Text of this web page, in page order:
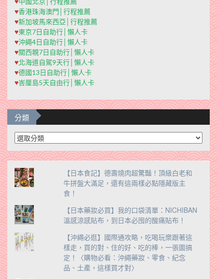
♥香港珠海澳門│行程推薦
♥新加坡馬來西亞│行程推薦
♥東京7日自助行│懶人卡
♥沖繩4日自助行│懶人卡
♥關西親7日自助行│懶人卡
♥北海道自駕9天行│懶人卡
♥德國13日自助行│懶人卡
♥峇厘島5天自由行│懶人卡
分類
分
類
【日本食記】德壽燒肉超驚豔！頂級白老和
牛拼盤大滿足，還有這兩樣必點隱藏版主
食！
【日本藥妝必買】我的口袋清單：NICHIBAN
溫感涼感貼布，到日本必囤的酸痛貼布！
【沖繩必逛】國際通攻略，吃喝玩樂跟著這
樣走，買的對、住的好、吃的棒，一張圖搞
定！〈購物必看：沖繩藥妝、零食、紀念
品、土產，這樣買才對〉